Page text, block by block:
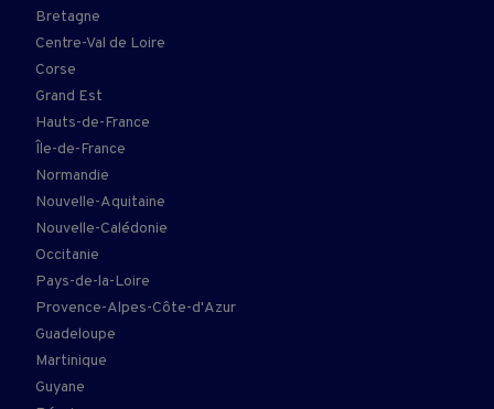
Bretagne
Centre-Val de Loire
Corse
Grand Est
Hauts-de-France
Île-de-France
Normandie
Nouvelle-Aquitaine
Nouvelle-Calédonie
Occitanie
Pays-de-la-Loire
Provence-Alpes-Côte-d'Azur
Guadeloupe
Martinique
Guyane